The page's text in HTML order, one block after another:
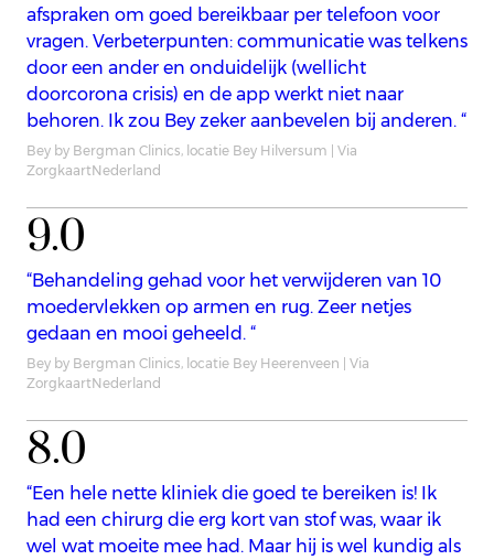
afspraken om goed bereikbaar per telefoon voor
vragen. Verbeterpunten: communicatie was telkens
door een ander en onduidelijk (wellicht
doorcorona crisis) en de app werkt niet naar
behoren. Ik zou Bey zeker aanbevelen bij anderen. “
Bey by Bergman Clinics, locatie Bey Hilversum | Via
ZorgkaartNederland
9.0
“Behandeling gehad voor het verwijderen van 10
moedervlekken op armen en rug. Zeer netjes
gedaan en mooi geheeld. “
Bey by Bergman Clinics, locatie Bey Heerenveen | Via
ZorgkaartNederland
8.0
“Een hele nette kliniek die goed te bereiken is! Ik
had een chirurg die erg kort van stof was, waar ik
wel wat moeite mee had. Maar hij is wel kundig als